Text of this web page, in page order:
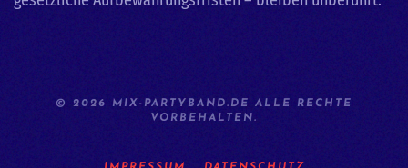
© 2026 MIX-PARTYBAND.DE ALLE RECHTE
VORBEHALTEN.